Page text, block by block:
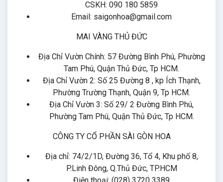
CSKH: 090 180 5859
Email: saigonhoa@gmail.com
MAI VÀNG THỦ ĐỨC
Địa Chỉ Vườn Chính: 57 Đường Bình Phú, Phường
Tam Phú, Quận Thủ Đức, Tp HCM.
Địa Chỉ Vườn 2: Số 25 Đường 8 , kp Ích Thạnh,
Phường Trường Thạnh, Quận 9, Tp HCM.
Địa Chỉ Vườn 3: Số 29/ 2 Đường Bình Phú,
Phường Tam Phú, Quận Thủ Đức, Tp HCM.
CÔNG TY CỔ PHẦN SÀI GÒN HOA
Địa chỉ: 74/2/1D, Đường 36, Tổ 4, Khu phố 8,
P.Linh Đông, Q.Thủ Đức, TP.HCM